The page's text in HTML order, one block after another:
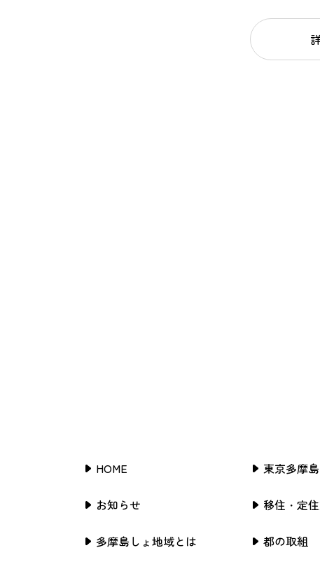
HOME
お知らせ
多摩島しょ地域とは
東京多摩
移住・定
都の取組